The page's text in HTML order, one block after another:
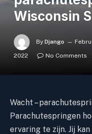
Wisconsin
By Django
2022
No Comments
Wacht –
Parachutespringen
ervaring te zijn. Jij kan